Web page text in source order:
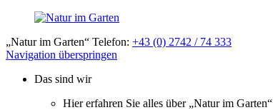
„Natur im Garten“ Telefon: +43 (0) 2742 / 74 333
Navigation überspringen
Das sind wir
Hier erfahren Sie alles über „Natur im Garten“